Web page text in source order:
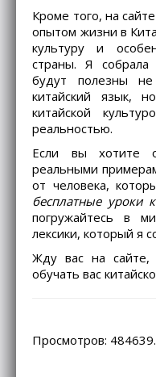
Кроме того, на
опытом жизни в
культуру и
страны. Я
будут полезны
китайский язык,
китайской
реальностью.
Если вы хотите
реальными
от человека,
бесплатные уроки
погружайтесь в
лексики, который я
Жду вас на
обучать вас
Просмотров: